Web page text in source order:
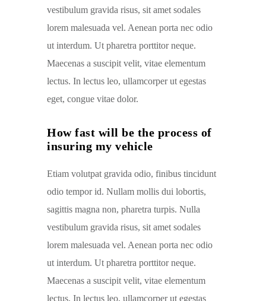
vestibulum gravida risus, sit amet sodales
lorem malesuada vel. Aenean porta nec odio
ut interdum. Ut pharetra porttitor neque.
Maecenas a suscipit velit, vitae elementum
lectus. In lectus leo, ullamcorper ut egestas
eget, congue vitae dolor.
How fast will be the process of
insuring my vehicle
Etiam volutpat gravida odio, finibus tincidunt
odio tempor id. Nullam mollis dui lobortis,
sagittis magna non, pharetra turpis. Nulla
vestibulum gravida risus, sit amet sodales
lorem malesuada vel. Aenean porta nec odio
ut interdum. Ut pharetra porttitor neque.
Maecenas a suscipit velit, vitae elementum
lectus. In lectus leo, ullamcorper ut egestas